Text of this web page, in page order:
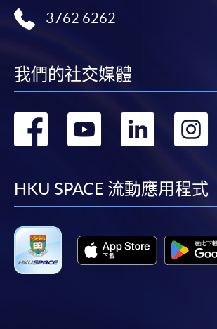
3762 6262
我們的社交媒體
轉
facebook
轉 轉
HKU SPACE 流動應用程式